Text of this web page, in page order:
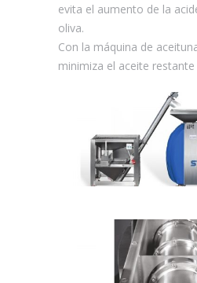
evita el aumento de la
oliva.
Con la máquina de
minimiza el aceite